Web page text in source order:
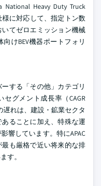
National Heavy Duty Truck
に対応して、指定トン数
てゼロエミッション機械
けBEV機器ポートフォリ
する「その他」カテゴリ
セグメント成長率（CAGR
遅れは、建設・鉱業セクタ
ることに加え、特殊な運
響しています。特にAPAC
も厳格で近い将来的な排
す。